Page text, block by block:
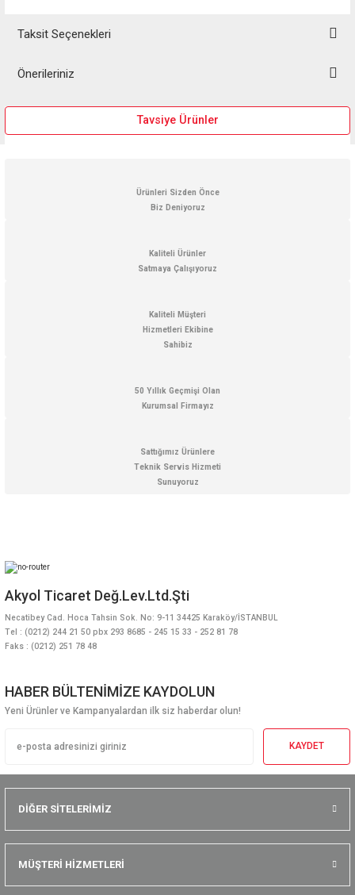
Taksit Seçenekleri
Önerileriniz
Bu ürünün fiyat bilgisi, resim, ürün açıklamalarında ve diğer konularda
yetersiz gördüğünüz noktaları öneri formunu kullanarak tarafımıza
iletebilirsiniz.
Ürün resmi kalitesiz, bozuk veya görüntülenemiyor.
Ürün açıklamasında eksik bilgiler bulunuyor.
Ürün fiyatı diğer sitelerden daha pahalı.
Tavsiye Ürünler
LYK 10X3L Led Aydınlatmalı Pipo Büyüteç
Testo 835-T2 Kızılötesi Lazerli Termometre
Aynı Gün Kargo
Ürünleri Sizden Önce
Biz Deniyoruz
Kaliteli Ürünler
Satmaya Çalışıyoruz
Kaliteli Müşteri
Hizmetleri Ekibine
Sahibiz
50 Yıllık Geçmişi Olan
Kurumsal Firmayız
Sattığımız Ürünlere
Teknik Servis Hizmeti
Sunuyoruz
Akyol Ticaret Değ.Lev.Ltd.Şti
Necatibey Cad. Hoca Tahsin Sok. No: 9-11 34425 Karaköy/İSTANBUL
Tel : (0212) 244 21 50 pbx 293 8685 - 245 15 33 - 252 81 78
Faks : (0212) 251 78 48
HABER BÜLTENİMİZE KAYDOLUN
Yeni Ürünler ve Kampanyalardan ilk siz haberdar olun!
KAYDET
DİĞER SİTELERİMİZ
MÜŞTERİ HİZMETLERİ